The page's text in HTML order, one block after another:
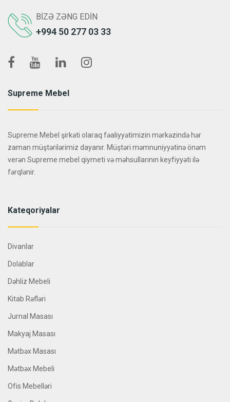
BIZƏ ZƏNG EDIN
+994 50 277 03 33
Supreme Mebel
Supreme Mebel şirkəti olaraq fəaliyyətimizin mərkəzində hər
zaman müştərilərimiz dayanır. Müştəri məmnuniyyətinə önəm
verən Supreme mebel qiymeti və məhsullarının keyfiyyəti ilə
fərqlənir.
Kateqoriyalar
Divanlar
Dolablar
Dəhliz Mebeli
Kitab Rəfləri
Jurnal Masası
Makyaj Masası
Mətbəx Masası
Mətbəx Mebeli
Ofis Mebelləri